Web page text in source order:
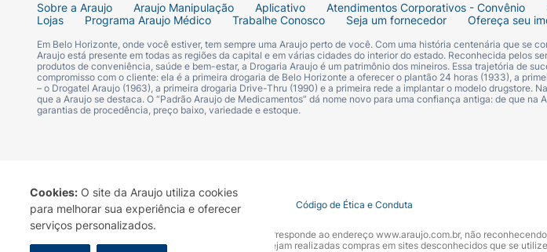
Cookies: O site da Araujo utiliza cookies
para melhorar sua experiência e oferecer
serviços personalizados.
Sobre a Araujo Araujo Manipulação Aplicativo Atendimentos Corporativos - Convênio
Lojas
Programa Araujo Médico Trabalhe Conosco Seja um fornecedor Ofereça seu
Em Belo Horizonte, onde você estiver, tem sempre uma Araujo perto de você. Com uma história centenária que se
Araujo está presente em todas as regiões da capital e em várias cidades do interior do estado. Reconhecida pelos
produtos de conveniência, saúde e bem-estar, a Drogaria Araujo é um patrimônio dos mineiros. Essa trajetória de
compromisso com o cliente: ela é a primeira drogaria de Belo Horizonte a oferecer o plantão 24 horas (1933), a
– o Drogatel Araujo (1963), a primeira drogaria Drive-Thru (1990) e a primeira rede a implantar o modelo drugstore.
que a Araujo se destaca. O “Padrão Araujo de Medicamentos” dá nome novo para uma confiança antiga: de que
garantias de procedência, preço baixo, variedade e estoque.
Termo de Uso Portal da Privacidade Covid-19 Código de Ética e Conduta
A Drogaria Araujo S/A informa que o seu site oficial corresponde ao endereço www.araujo.com.br, não
marca. Para sua segurança recomendamos que não sejam realizadas compras em sites desconhecidos que se